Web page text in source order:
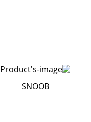
SNOOB